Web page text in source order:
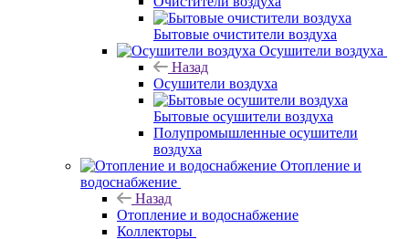
Бытовые очистители воздуха
Осушители воздуха
Назад
Осушители воздуха
Бытовые осушители воздуха
Полупромышленные осушители
воздуха
Отопление и
водоснабжение
Назад
Отопление и водоснабжение
Коллекторы